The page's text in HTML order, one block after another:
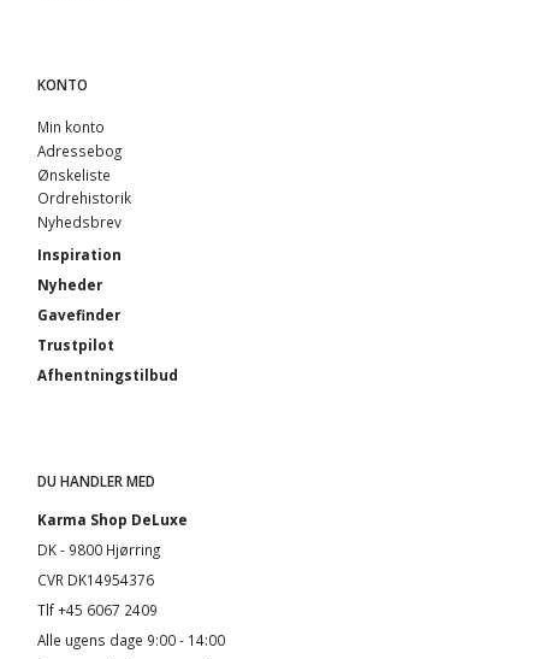
KONTO
Min konto
Adressebog
Ønskeliste
Ordrehistorik
Nyhedsbrev
Inspiration
Nyheder
Gavefinder
Trustpilot
Afhentningstilbud
DU HANDLER MED
Karma Shop DeLuxe
DK - 9800 Hjørring
CVR DK14954376
Tlf +45 6067 2409
Alle ugens dage 9:00 - 14:00